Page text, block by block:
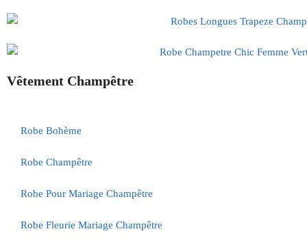
Vêtement Champêtre
Robe Bohème
Robe Champêtre
Robe Pour Mariage Champêtre
Robe Fleurie Mariage Champêtre